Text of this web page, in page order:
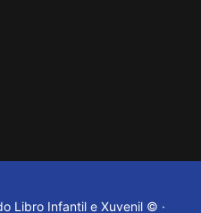
Libro Infantil e Xuvenil © ·